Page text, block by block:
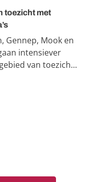
toezicht met
Gennep, Mook en
intensiever
van toezicht